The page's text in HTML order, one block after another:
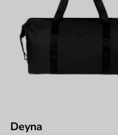
Deyna